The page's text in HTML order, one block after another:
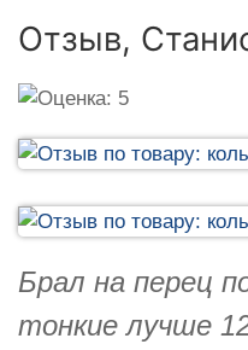
Отзыв,
Брал на перец
тонкие лучше